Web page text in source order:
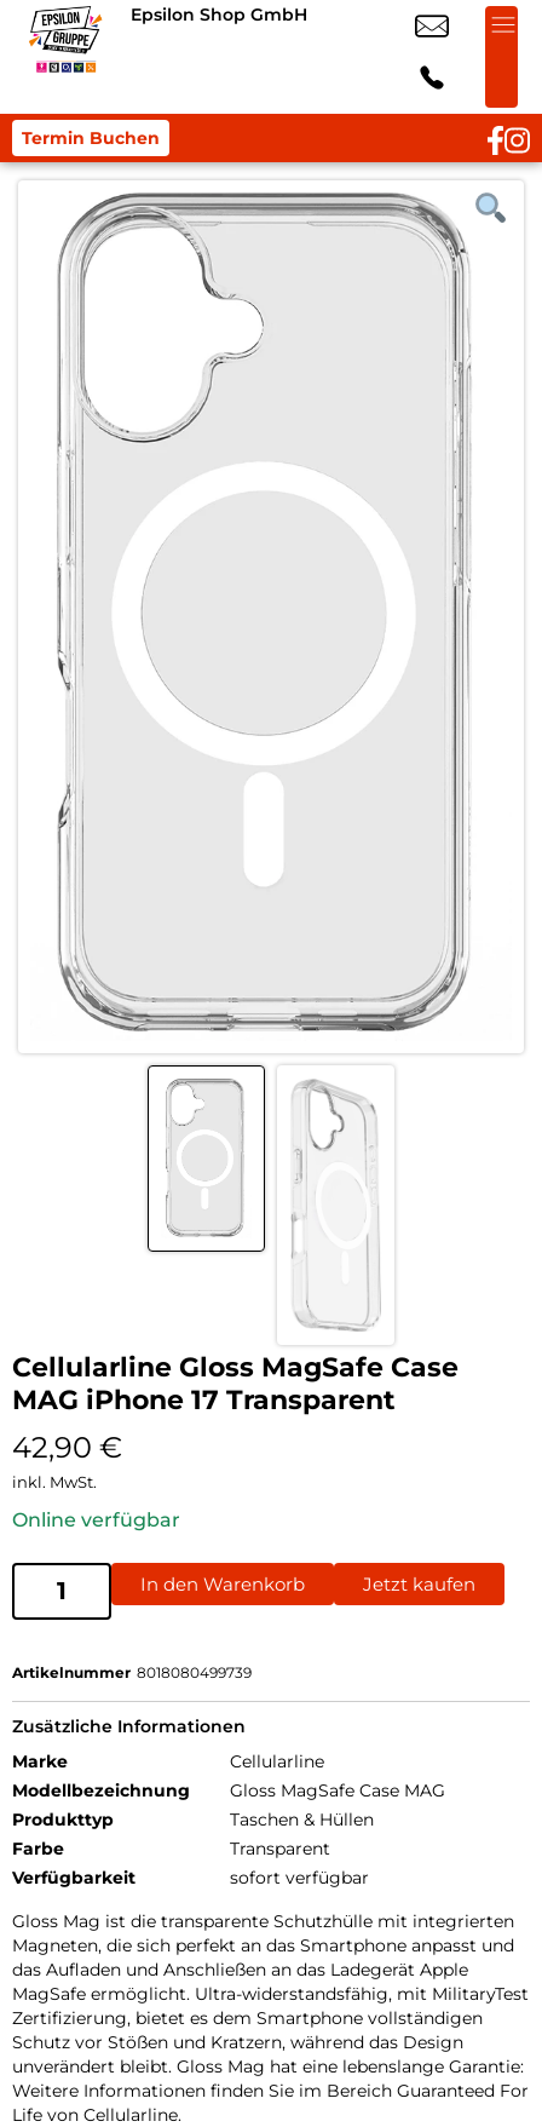
Epsilon Shop GmbH
Termin Buchen
Cellularline Gloss MagSafe Case
MAG iPhone 17 Transparent
42,90 €
inkl. MwSt.
Online verfügbar
In den Warenkorb Jetzt kaufen
Artikelnummer 8018080499739
Zusätzliche Informationen
Marke
Cellularline
Modellbezeichnung
Gloss MagSafe Case MAG
Produkttyp
Taschen & Hüllen
Farbe
Transparent
Verfügbarkeit
sofort verfügbar
Gloss Mag ist die transparente Schutzhülle mit integrierten
Magneten, die sich perfekt an das Smartphone anpasst und
das Aufladen und Anschließen an das Ladegerät Apple
MagSafe ermöglicht. Ultra-widerstandsfähig, mit MilitaryTest
Zertifizierung, bietet es dem Smartphone vollständigen
Schutz vor Stößen und Kratzern, während das Design
unverändert bleibt. Gloss Mag hat eine lebenslange Garantie:
Weitere Informationen finden Sie im Bereich Guaranteed For
Life von Cellularline.